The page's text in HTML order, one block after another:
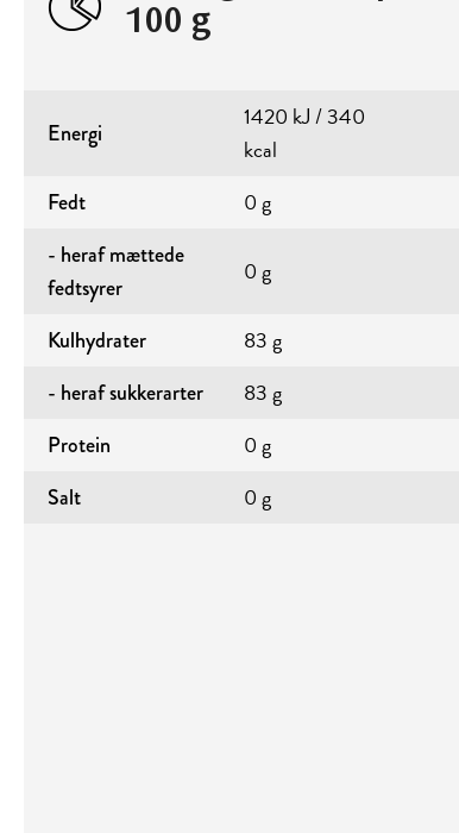
100 g
Energi
1420 kJ / 340
kcal
Fedt 0 g
- heraf mættede
fedtsyrer
0 g
Kulhydrater 83 g
- heraf sukkerarter 83 g
Protein 0 g
Salt 0 g